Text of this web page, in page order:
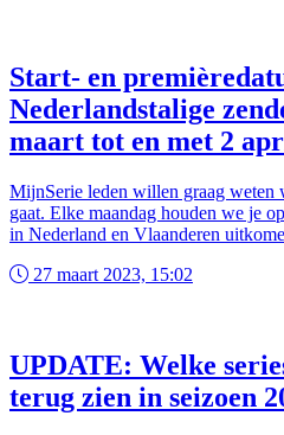
Start- en
Nederlandstalige
maart tot en met 2
MijnSerie leden willen graag weten
gaat. Elke maandag houden we je
in Nederland en Vlaanderen
27 maart 2023, 15:02
UPDATE: Welke
terug zien in seizoen